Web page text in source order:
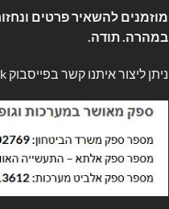
מוזמנים להשאיר פרטים
במהרה. תודה.
ניתן ליצור איתנו קשר בפייסבוק